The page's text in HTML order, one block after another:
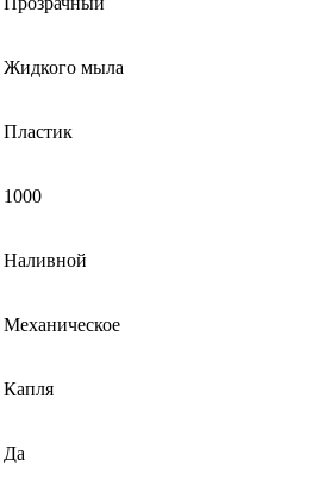
Жидкого мыла
Пластик
1000
Наливной
Механическое
Капля
Да